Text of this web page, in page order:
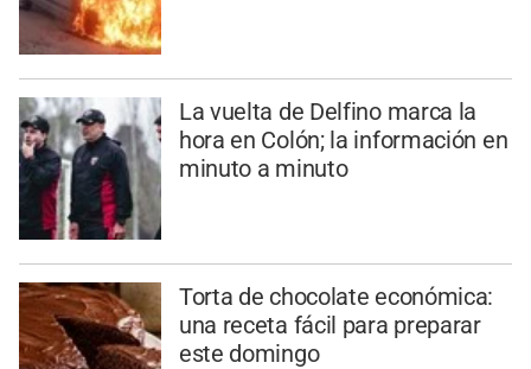
La vuelta de Delfino marca la
hora en Colón; la información en
minuto a minuto
Torta de chocolate económica:
una receta fácil para preparar
este domingo